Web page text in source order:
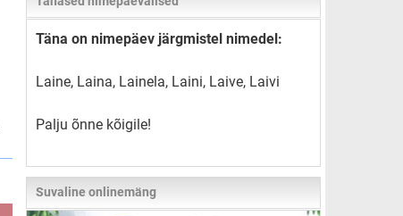
Täna on nimepäev järgmistel nimedel:
Laine, Laina, Lainela, Laini, Laive, Laivi
Palju õnne kõigile!
Suvaline onlinemäng